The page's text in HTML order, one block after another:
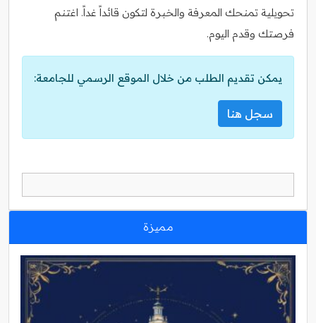
تحويلية تمنحك المعرفة والخبرة لتكون قائداً غداً. اغتنم
فرصتك وقدم اليوم.
يمكن تقديم الطلب من خلال الموقع الرسمي للجامعة:
سجل هنا
مميزة